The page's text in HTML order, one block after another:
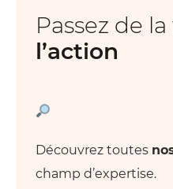
Passez de
l’action
Découvrez toutes
champ d’expertise.